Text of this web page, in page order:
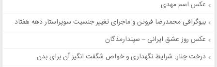
عکس اسم مهدی
بیوگرافی محمدرضا فروتن و ماجرای تغییر جنسیت سوپراستار دهه هفتاد
عکس روز عشق ایرانی – سپندارمذگان
درخت چنار: شرایط نگهداری و خواص شگفت انگیز آن برای بدن